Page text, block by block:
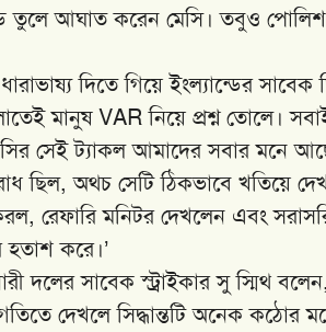
তুলে আঘাত করেন মেসি। তবুও পোলিশ
দিতে গিয়ে ইংল্যান্ডের
মানুষ VAR নিয়ে প্রশ্ন তোলে।
সেই ট্যাকল আমাদের সবার মনে
ছিল, অথচ সেটি ঠিকভাবে খতিয়ে
রেফারি মনিটর দেখলেন এবং
হতাশ করে।’
দলের সাবেক স্ট্রাইকার সু স্মিথ
গতিতে দেখলে সিদ্ধান্তটি অনেক